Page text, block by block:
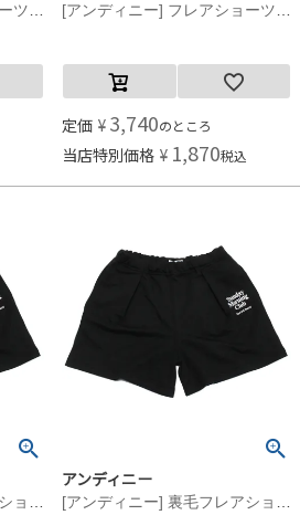
定価 ¥ 3,740のところ
当店特別価格 ¥ 1,870税込
アンディニー